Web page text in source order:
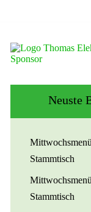
Neuste
Stammtisch
Stammtisch